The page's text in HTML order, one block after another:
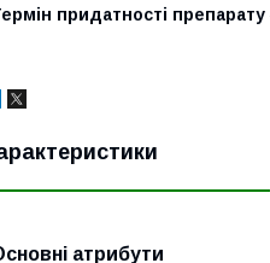
придатності препарату
атрибути